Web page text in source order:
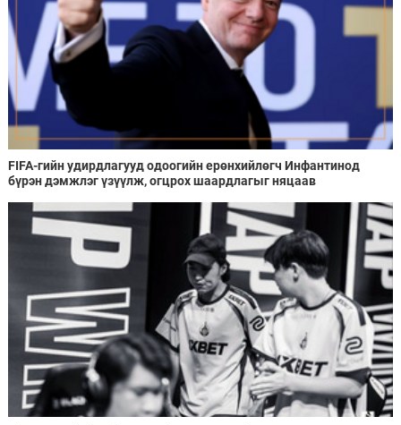
FIFA-гийн удирдлагууд одоогийн ерөнхийлөгч Инфантинод
бүрэн дэмжлэг үзүүлж, огцрох шаардлагыг няцаав